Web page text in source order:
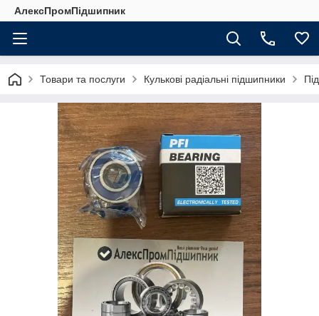
АлексПромПідшипник
Товари та послуги Кулькові радіальні підшипники